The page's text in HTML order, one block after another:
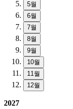
5월
6월
7월
8월
9월
10월
11월
12월
2027